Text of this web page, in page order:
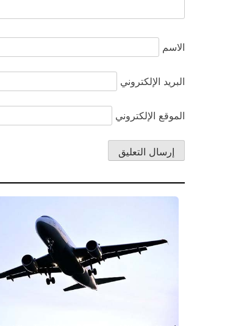
الاسم
البريد الإلكتروني
الموقع الإلكتروني